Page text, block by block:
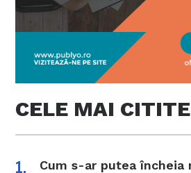
CELE MAI
Cum s-ar putea încheia